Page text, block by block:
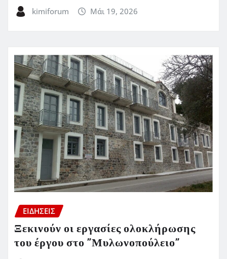
kimiforum Μάι 19, 2026
ΕΙΔΗΣΕΙΣ
Ξεκινούν οι εργασίες ολοκλήρωσης
του έργου στο ”Μυλωνοπούλειο”